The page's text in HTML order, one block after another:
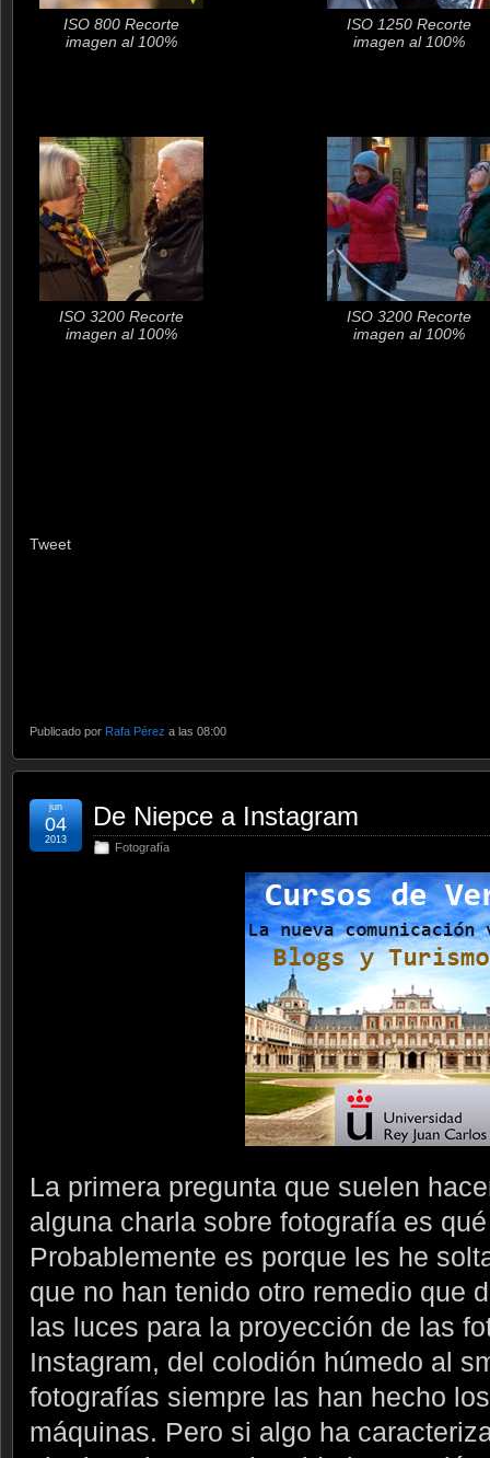
ISO 800 Recorte
imagen al 100%
ISO 1250 Recorte
imagen al 100%
ISO 3200 Recorte
imagen al 100%
ISO 3200 Recorte
imagen al 100%
Tweet
Publicado por Rafa Pérez a las 08:00
De Niepce a Instagram
Fotografía
jun
04
2013
La primera pregunta que suelen
alguna charla sobre fotografía es
Probablemente es porque les he
que no han tenido otro remedio que
las luces para la proyección de las
Instagram, del colodión húmedo al
fotografías siempre las han hecho
máquinas. Pero si algo ha